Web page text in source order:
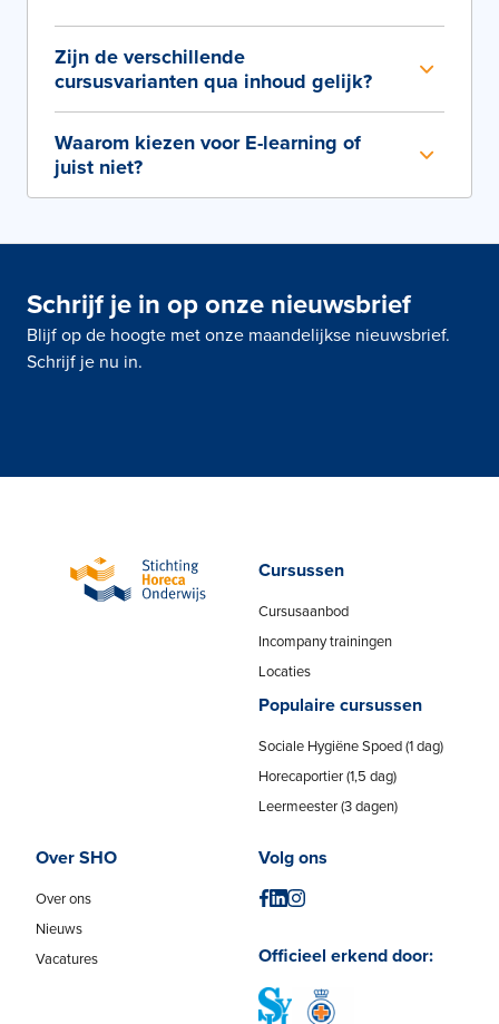
Zijn de verschillende
cursusvarianten qua inhoud gelijk?
Waarom kiezen voor E-learning of
juist niet?
Schrijf je in op onze nieuwsbrief
Blijf op de hoogte met onze maandelijkse nieuwsbrief.
Schrijf je nu in.
Cursussen
Cursusaanbod
Incompany trainingen
Locaties
Populaire cursussen
Sociale Hygiëne Spoed (1 dag)
Horecaportier (1,5 dag)
Leermeester (3 dagen)
Over SHO
Over ons
Nieuws
Vacatures
Volg ons
Officieel erkend door: